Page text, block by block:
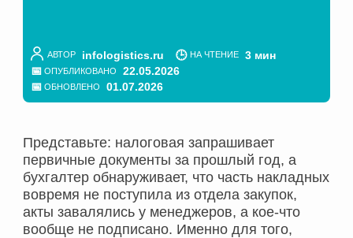
АВТОР infologistics.ru НА ЧТЕНИЕ 3 мин
ОПУБЛИКОВАНО 22.05.2026
ОБНОВЛЕНО 01.07.2026
Представьте: налоговая запрашивает
первичные документы за прошлый год, а
бухгалтер обнаруживает, что часть накладных
вовремя не поступила из отдела закупок,
акты завалялись у менеджеров, а кое-что
вообще не подписано. Именно для того,